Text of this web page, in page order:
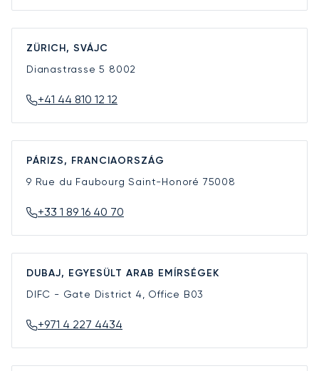
ZÜRICH, SVÁJC
Dianastrasse 5 8002
+41 44 810 12 12
PÁRIZS, FRANCIAORSZÁG
9 Rue du Faubourg Saint-Honoré 75008
+33 1 89 16 40 70
DUBAJ, EGYESÜLT ARAB EMÍRSÉGEK
DIFC - Gate District 4, Office B03
+971 4 227 4434